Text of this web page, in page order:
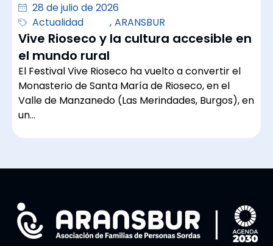
28 de julio de 2026
Actualidad
, ARANSBUR
Vive Rioseco y la cultura accesible en
el mundo rural
El Festival Vive Rioseco ha vuelto a convertir el
Monasterio de Santa María de Rioseco, en el
Valle de Manzanedo (Las Merindades, Burgos), en
un…